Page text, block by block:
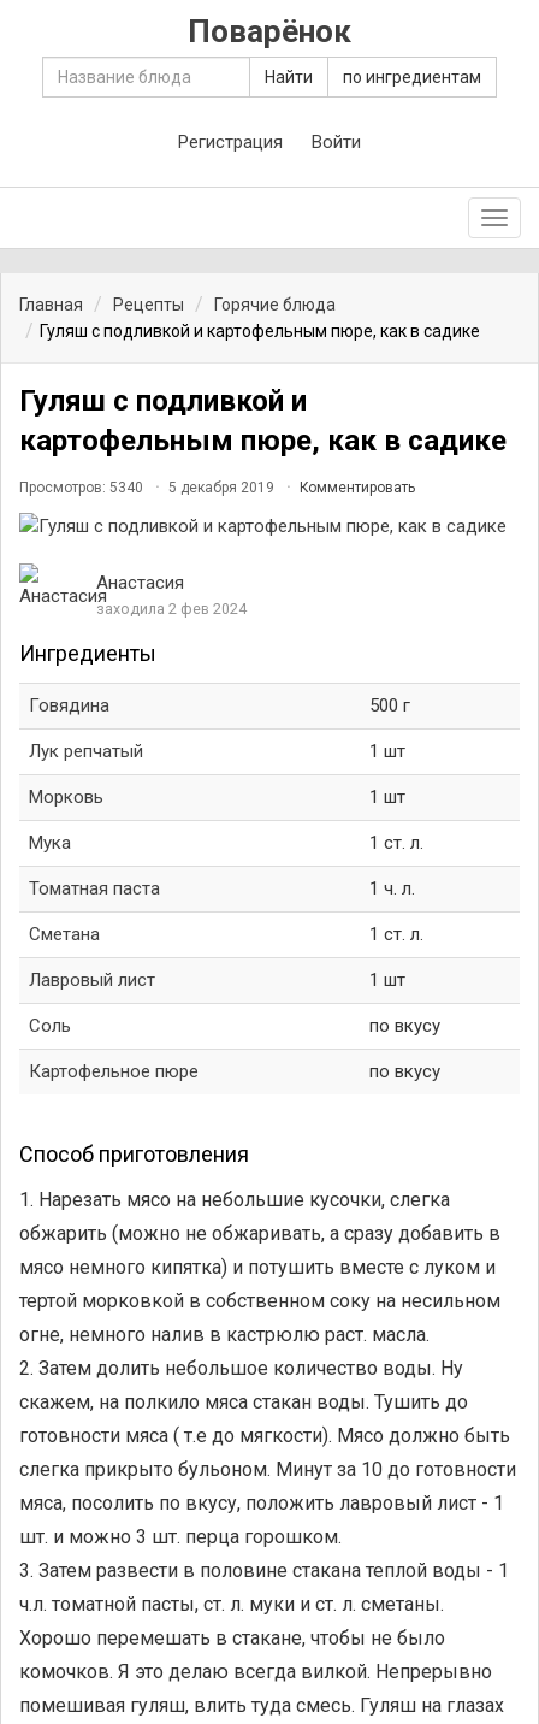
Поварёнок
Найти по ингредиентам
Регистрация Войти
Главная Рецепты
Горячие блюда
Гуляш с подливкой и картофельным пюре, как в садике
Гуляш с подливкой и
картофельным пюре, как в садике
Просмотров: 5340 5 декабря 2019 Комментировать
Анастасия
заходила 2 фев 2024
Ингредиенты
Говядина 500 г
Лук репчатый 1 шт
Морковь 1 шт
Мука 1 ст. л.
Томатная паста 1 ч. л.
Сметана 1 ст. л.
Лавровый лист 1 шт
Соль по вкусу
Картофельное пюре по вкусу
Способ приготовления
1. Нарезать мясо на небольшие кусочки, слегка
обжарить (можно не обжаривать, а сразу добавить в
мясо немного кипятка) и потушить вместе с луком и
тертой морковкой в собственном соку на несильном
огне, немного налив в кастрюлю раст. масла.
2. Затем долить небольшое количество воды. Ну
скажем, на полкило мяса стакан воды. Тушить до
готовности мяса ( т.е до мягкости). Мясо должно быть
слегка прикрыто бульоном. Минут за 10 до готовности
мяса, посолить по вкусу, положить лавровый лист - 1
шт. и можно 3 шт. перца горошком.
3. Затем развести в половине стакана теплой воды - 1
ч.л. томатной паcты, ст. л. муки и ст. л. сметаны.
Хорошо перемешать в стакане, чтобы не было
комочков. Я это делаю всегда вилкой. Непрерывно
помешивая гуляш, влить туда смесь. Гуляш на глазах